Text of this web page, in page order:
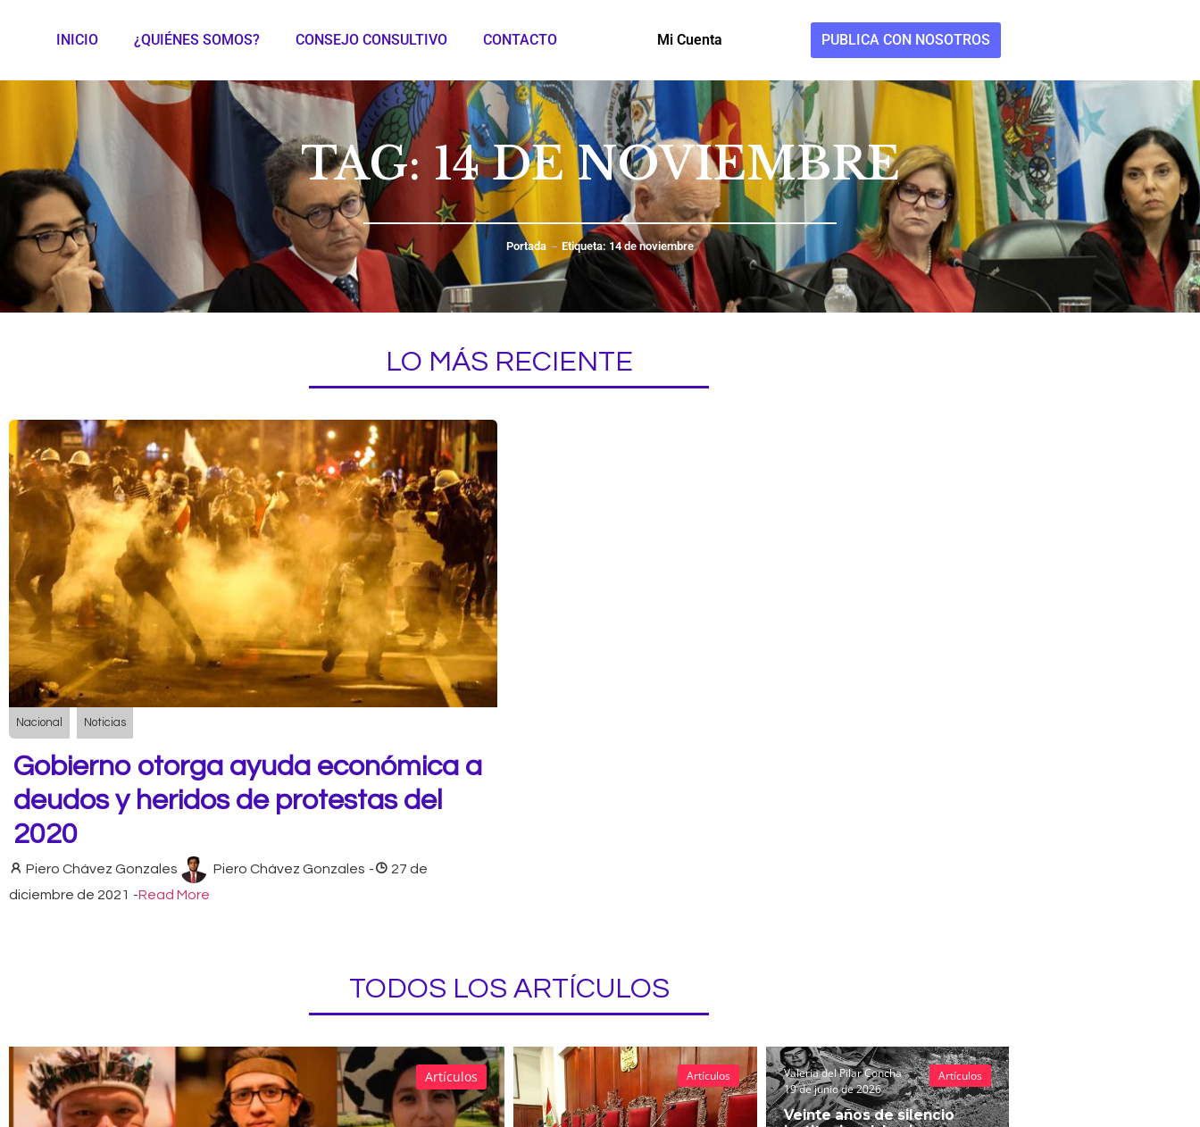
INICIO ¿QUIÉNES SOMOS? CONSEJO CONSULTIVO CONTACTO Mi Cuenta PUBLICA CON NOSOTROS
TAG: 14 DE NOVIEMBRE
Portada Etiqueta: 14 de noviembre
LO MÁS RECIENTE
Nacional Noticias
Gobierno otorga ayuda económica a
deudos y heridos de protestas del
2020
Piero Chávez Gonzales Piero Chávez Gonzales -
27 de
diciembre de 2021 -Read More
TODOS LOS ARTÍCULOS
Artículos Artículos
Valeria del Pilar Concha
19 de junio de 2026
Veinte años de silencio
Artículos